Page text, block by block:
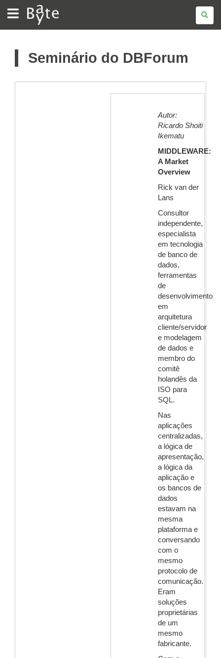
BATE
BYTE
Seminário do DBForum
Autor:
Ricardo Shoiti
Ikematu
MIDDLEWARE:
A Market
Overview
Rick van der
Lans
Consultor
independente,
especialista
em tecnologia
de banco de
dados,
ferramentas
de
desenvolvimento
em
arquitetura
cliente/servidor
e modelagem
de dados e
membro do
comitê
holandês da
ISO para
SQL.
Nas
aplicações
centralizadas,
a lógica de
apresentação,
a lógica da
aplicação e
os bancos de
dados
estavam na
mesma
plataforma e
conversando
com o
mesmo
protocolo de
comunicação.
Eram
soluções
proprietárias
de um
mesmo
fabricante.